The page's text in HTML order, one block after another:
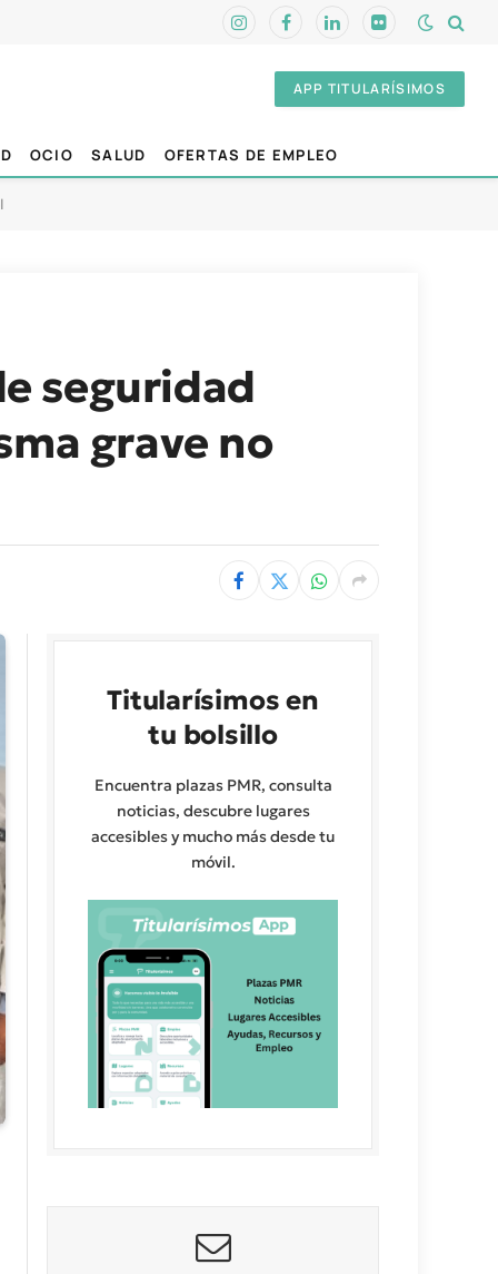
InstagramFacebookLinkedInFlickr
APP TITULARÍSIMOS
OCIO SALUD OFERTAS DE EMPLEO
seguridad
grave no
Titularísimos en
tu bolsillo
Encuentra plazas PMR, consulta
noticias, descubre lugares
accesibles y mucho más desde tu
móvil.